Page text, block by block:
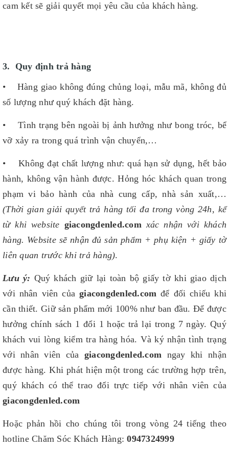
cam kết sẽ giải quyết mọi yêu cầu của khách hàng.
3. Quy định trả hàng
• Hàng giao không đúng chủng loại, mẫu mã, không đủ
số lượng như quý khách đặt hàng.
• Tình trạng bên ngoài bị ảnh hưởng như bong tróc, bể
vỡ xảy ra trong quá trình vận chuyển,…
• Không đạt chất lượng như: quá hạn sử dụng, hết bảo
hành, không vận hành được. Hỏng hóc khách quan trong
phạm vi bảo hành của nhà cung cấp, nhà sản xuất,…
(Thời gian giải quyết trả hàng tối đa trong vòng 24h, kể
từ khi website giacongdenled.comxác nhận với khách
hàng. Website sẽ nhận đủ sản phẩm + phụ kiện + giấy tờ
liên quan trước khi trả hàng).
Lưu ý: Quý khách giữ lại toàn bộ giấy tờ khi giao dịch
với nhân viên của giacongdenled.comđể đối chiếu khi
cần thiết. Giữ sản phẩm mới 100% như ban đầu. Để được
hưởng chính sách 1 đổi 1 hoặc trả lại trong 7 ngày. Quý
khách vui lòng kiểm tra hàng hóa. Và ký nhận tình trạng
với nhân viên của giacongdenled.com ngay khi nhận
được hàng. Khi phát hiện một trong các trường hợp trên,
quý khách có thể trao đổi trực tiếp với nhân viên của
giacongdenled.com
Hoặc phản hồi cho chúng tôi trong vòng 24 tiếng theo
hotline Chăm Sóc Khách Hàng:0947324999